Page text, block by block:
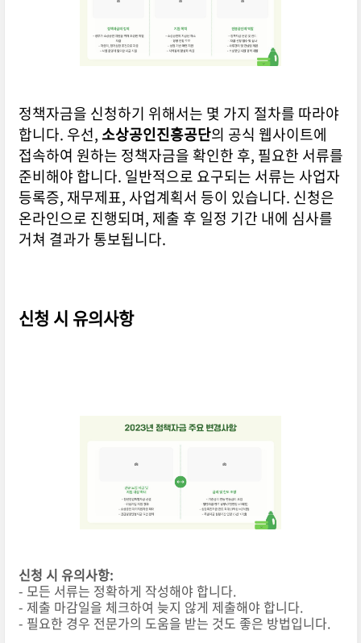
정책자금을 신청하기 위해서는 몇 가지 절차를 따라야
합니다. 우선, 소상공인진흥공단의 공식 웹사이트에
접속하여 원하는 정책자금을 확인한 후, 필요한 서류를
준비해야 합니다. 일반적으로 요구되는 서류는 사업자
등록증, 재무제표, 사업계획서 등이 있습니다. 신청은
온라인으로 진행되며, 제출 후 일정 기간 내에 심사를
거쳐 결과가 통보됩니다.
신청 시 유의사항
신청 시 유의사항:
- 모든 서류는 정확하게 작성해야 합니다.
- 제출 마감일을 체크하여 늦지 않게 제출해야 합니다.
- 필요한 경우 전문가의 도움을 받는 것도 좋은 방법입니다.